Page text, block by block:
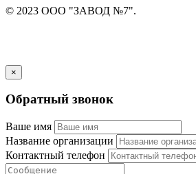
© 2023 ООО "ЗАВОД №7".
×
Обратный звонок
Ваше имя
Название организации
Контактный телефон